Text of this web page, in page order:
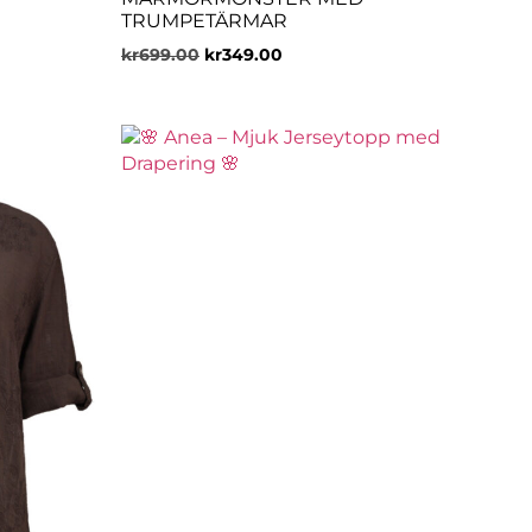
TRUMPETÄRMAR
kr699.00 kr349.00